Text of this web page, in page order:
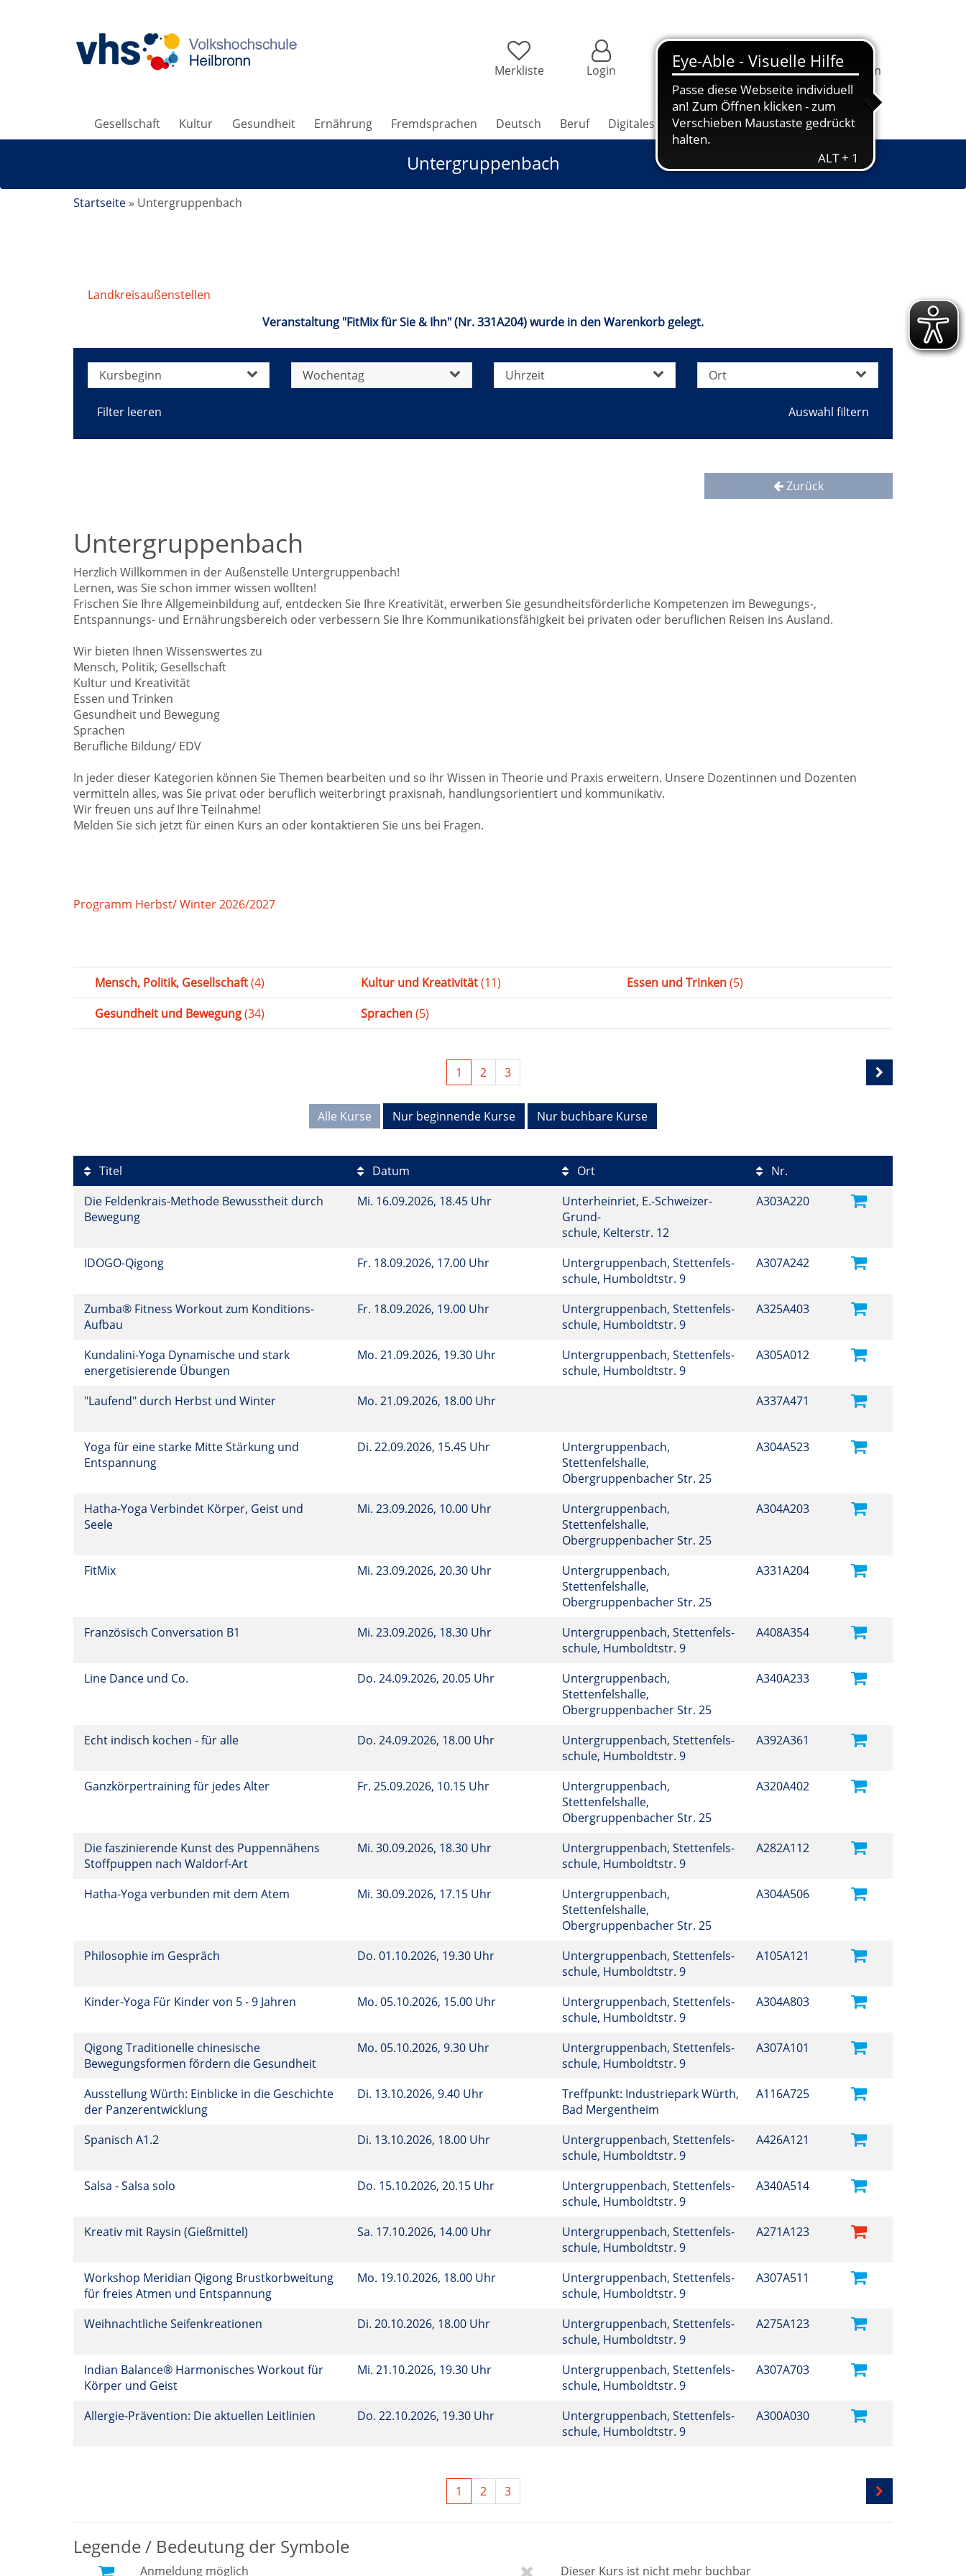
Merkliste Login
1 Ihrem
Warenkorb
befindet
sich
1
Kurs
Information Programm
Gesellschaft Kultur Gesundheit Ernährung Fremdsprachen Deutsch Beruf Digitales Grundbildung Jugendkunstschule
Untergruppenbach
Startseite » Untergruppenbach
Landkreisaußenstellen
Veranstaltung "FitMix für Sie & Ihn" (Nr. 331A204) wurde in den Warenkorb gelegt.
Kursbeginn Wochentag Uhrzeit Ort
Filter leeren
Zurück
Untergruppenbach
Herzlich Willkommen in der Außenstelle Untergruppenbach!
Lernen, was Sie schon immer wissen wollten!
Frischen Sie Ihre Allgemeinbildung auf, entdecken Sie Ihre Kreativität, erwerben Sie gesundheitsförderliche Kompetenzen im Bewegungs-,
Entspannungs- und Ernährungsbereich oder verbessern Sie Ihre Kommunikationsfähigkeit bei privaten oder beruflichen Reisen ins Ausland.
Wir bieten Ihnen Wissenswertes zu
Mensch, Politik, Gesellschaft
Kultur und Kreativität
Essen und Trinken
Gesundheit und Bewegung
Sprachen
Berufliche Bildung/ EDV
In jeder dieser Kategorien können Sie Themen bearbeiten und so Ihr Wissen in Theorie und Praxis erweitern. Unsere Dozentinnen und Dozenten
vermitteln alles, was Sie privat oder beruflich weiterbringt praxisnah, handlungsorientiert und kommunikativ.
Wir freuen uns auf Ihre Teilnahme!
Melden Sie sich jetzt für einen Kurs an oder kontaktieren Sie uns bei Fragen.
Programm Herbst/ Winter 2026/2027
Mensch, Politik, Gesellschaft(4) Kultur und Kreativität(11) Essen und Trinken(5)
Gesundheit und Bewegung(34) Sprachen(5)
1 2 3
Alle Kurse Nur beginnende Kurse Nur buchbare Kurse
Titel Datum Ort
Nr.
Die Feldenkrais-Methode Bewusstheit durch
Bewegung
Mi. 16.09.2026, 18.45 Uhr
Unterheinriet, E.-Schweizer-
Grund-
schule, Kelterstr. 12
A303A220
IDOGO-Qigong Fr. 18.09.2026, 17.00 Uhr
Untergruppenbach, Stettenfels-
schule, Humboldtstr. 9
A307A242
Zumba® Fitness Workout zum Konditions-
Aufbau
Fr. 18.09.2026, 19.00 Uhr
Untergruppenbach, Stettenfels-
schule, Humboldtstr. 9
A325A403
Kundalini-Yoga Dynamische und stark
energetisierende Übungen
Mo. 21.09.2026, 19.30 Uhr
Untergruppenbach, Stettenfels-
schule, Humboldtstr. 9
A305A012
"Laufend" durch Herbst und Winter Mo. 21.09.2026, 18.00 Uhr A337A471
Yoga für eine starke Mitte Stärkung und
Entspannung
Di. 22.09.2026, 15.45 Uhr
Untergruppenbach,
Stettenfelshalle,
Obergruppenbacher Str. 25
A304A523
Hatha-Yoga Verbindet Körper, Geist und
Seele
Mi. 23.09.2026, 10.00 Uhr
Untergruppenbach,
Stettenfelshalle,
Obergruppenbacher Str. 25
A304A203
FitMix Mi. 23.09.2026, 20.30 Uhr
Untergruppenbach,
Stettenfelshalle,
Obergruppenbacher Str. 25
A331A204
Französisch Conversation B1 Mi. 23.09.2026, 18.30 Uhr
Untergruppenbach, Stettenfels-
schule, Humboldtstr. 9
A408A354
Line Dance und Co. Do. 24.09.2026, 20.05 Uhr
Untergruppenbach,
Stettenfelshalle,
Obergruppenbacher Str. 25
A340A233
Echt indisch kochen - für alle Do. 24.09.2026, 18.00 Uhr
Untergruppenbach, Stettenfels-
schule, Humboldtstr. 9
A392A361
Ganzkörpertraining für jedes Alter Fr. 25.09.2026, 10.15 Uhr
Untergruppenbach,
Stettenfelshalle,
Obergruppenbacher Str. 25
A320A402
Die faszinierende Kunst des Puppennähens
Stoffpuppen nach Waldorf-Art
Mi. 30.09.2026, 18.30 Uhr
Untergruppenbach, Stettenfels-
schule, Humboldtstr. 9
A282A112
Hatha-Yoga verbunden mit dem Atem Mi. 30.09.2026, 17.15 Uhr
Untergruppenbach,
Stettenfelshalle,
Obergruppenbacher Str. 25
A304A506
Philosophie im Gespräch Do. 01.10.2026, 19.30 Uhr
Untergruppenbach, Stettenfels-
schule, Humboldtstr. 9
A105A121
Kinder-Yoga Für Kinder von 5 - 9 Jahren Mo. 05.10.2026, 15.00 Uhr
Untergruppenbach, Stettenfels-
schule, Humboldtstr. 9
A304A803
Qigong Traditionelle chinesische
Bewegungsformen fördern die Gesundheit
Mo. 05.10.2026, 9.30 Uhr
Untergruppenbach, Stettenfels-
schule, Humboldtstr. 9
A307A101
Ausstellung Würth: Einblicke in die Geschichte
der Panzerentwicklung
Di. 13.10.2026, 9.40 Uhr
Treffpunkt: Industriepark Würth,
Bad Mergentheim
A116A725
Spanisch A1.2 Di. 13.10.2026, 18.00 Uhr
Untergruppenbach, Stettenfels-
schule, Humboldtstr. 9
A426A121
Salsa - Salsa solo Do. 15.10.2026, 20.15 Uhr
Untergruppenbach, Stettenfels-
schule, Humboldtstr. 9
A340A514
Kreativ mit Raysin (Gießmittel) Sa. 17.10.2026, 14.00 Uhr
Untergruppenbach, Stettenfels-
schule, Humboldtstr. 9
A271A123
Workshop Meridian Qigong Brustkorbweitung
für freies Atmen und Entspannung
Mo. 19.10.2026, 18.00 Uhr
Untergruppenbach, Stettenfels-
schule, Humboldtstr. 9
A307A511
Weihnachtliche Seifenkreationen Di. 20.10.2026, 18.00 Uhr
Untergruppenbach, Stettenfels-
schule, Humboldtstr. 9
A275A123
Indian Balance® Harmonisches Workout für
Körper und Geist
Mi. 21.10.2026, 19.30 Uhr
Untergruppenbach, Stettenfels-
schule, Humboldtstr. 9
A307A703
Allergie-Prävention: Die aktuellen Leitlinien Do. 22.10.2026, 19.30 Uhr
Untergruppenbach, Stettenfels-
schule, Humboldtstr. 9
A300A030
1 2 3
Legende / Bedeutung der Symbole
Anmeldung möglich Dieser Kurs ist nicht mehr buchbar